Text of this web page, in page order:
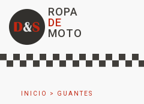
ROPA
DE
MOTO
INICIO > GUANTES